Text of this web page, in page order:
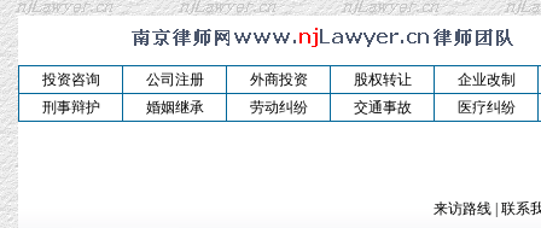
投资咨询 公司注册 外商投资 股权转让
企业改制
刑事辩护
婚姻继承 劳动纠纷 交通事故 医疗纠纷
来访路线 联系